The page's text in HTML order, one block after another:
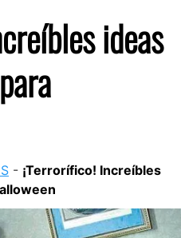
ideas
- ¡Terrorífico! Increíbles